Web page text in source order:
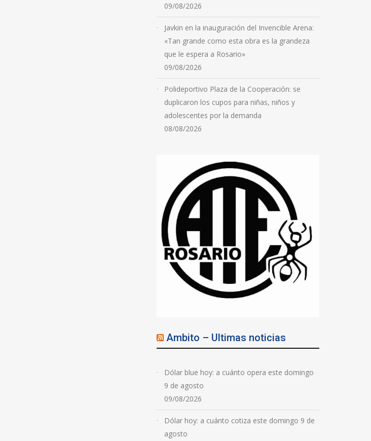
09/08/2026
Javkin en la inauguración del Invencible Arena:
«Tan grande como esta obra es la grandeza
que le espera a Rosario»
09/08/2026
Polideportivo Plaza de la Cooperación: se
duplicaron los cupos para niñas, niños y
adolescentes por la demanda
08/08/2026
Ambito – Ultimas noticias
Dólar blue hoy: a cuánto opera este domingo
9 de agosto
09/08/2026
Dólar hoy: a cuánto cotiza este domingo 9 de
agosto